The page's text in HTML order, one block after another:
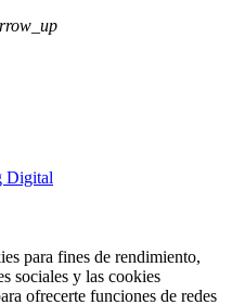
Digital
para fines de rendimiento,
sociales y las cookies
ofrecerte funciones de redes